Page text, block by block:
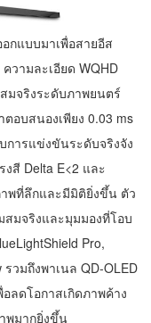
กแบบมาเพื่อสายอีส
วามละเอียด WQHD
มจริงระดับภาพยนตร์
ตอบสนองเพียง 0.03 ms
การแข่งขันระดับจริงจัง
งสี Delta E<2 และ
าพที่ลึกและมีมิติยิ่งขึ้น ตัว
สมจริงและมุมมองที่โอบ
Pro,
วมถึงพาเนล QD-OLED
ลดโอกาสเกิดภาพค้าง
พมากยิ่งขึ้น